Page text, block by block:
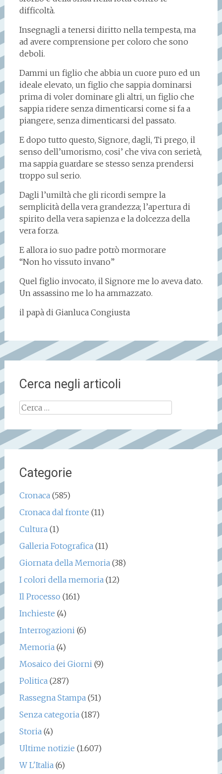
difficoltà.
Insegnagli a tenersi diritto nella tempesta, ma
ad avere comprensione per coloro che sono
deboli.
Dammi un figlio che abbia un cuore puro ed un
ideale elevato, un figlio che sappia dominarsi
prima di voler dominare gli altri, un figlio che
sappia ridere senza dimenticarsi come si fa a
piangere, senza dimenticarsi del passato.
E dopo tutto questo, Signore, dagli, Ti prego, il
senso dell’umorismo, cosi’ che viva con serietà,
ma sappia guardare se stesso senza prendersi
troppo sul serio.
Dagli l’umiltà che gli ricordi sempre la
semplicità della vera grandezza; l’apertura di
spirito della vera sapienza e la dolcezza della
vera forza.
E allora io suo padre potrò mormorare
“Non ho vissuto invano”
Quel figlio invocato, il Signore me lo aveva dato.
Un assassino me lo ha ammazzato.
il papà di Gianluca Congiusta
Cerca negli articoli
Ricerca
Categorie
Cronaca(585)
Cronaca dal fronte (11)
Cultura(1)
Galleria Fotografica(11)
Giornata della Memoria(38)
I colori della memoria(12)
Il Processo (161)
Inchieste (4)
Interrogazioni(6)
Memoria(4)
Mosaico dei Giorni(9)
Politica(287)
Rassegna Stampa(51)
Senza categoria(187)
Storia(4)
Ultime notizie (1.607)
W L'Italia(6)